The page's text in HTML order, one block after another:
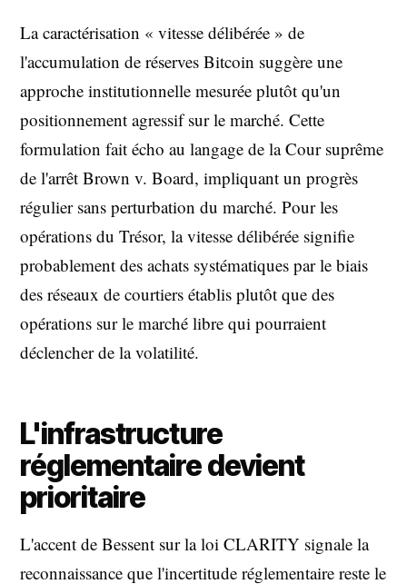
La caractérisation « vitesse délibérée » de
l'accumulation de réserves Bitcoin suggère une
approche institutionnelle mesurée plutôt qu'un
positionnement agressif sur le marché. Cette
formulation fait écho au langage de la Cour suprême
de l'arrêt Brown v. Board, impliquant un progrès
régulier sans perturbation du marché. Pour les
opérations du Trésor, la vitesse délibérée signifie
probablement des achats systématiques par le biais
des réseaux de courtiers établis plutôt que des
opérations sur le marché libre qui pourraient
déclencher de la volatilité.
L'infrastructure
réglementaire devient
prioritaire
L'accent de Bessent sur la loi CLARITY signale la
reconnaissance que l'incertitude réglementaire reste le